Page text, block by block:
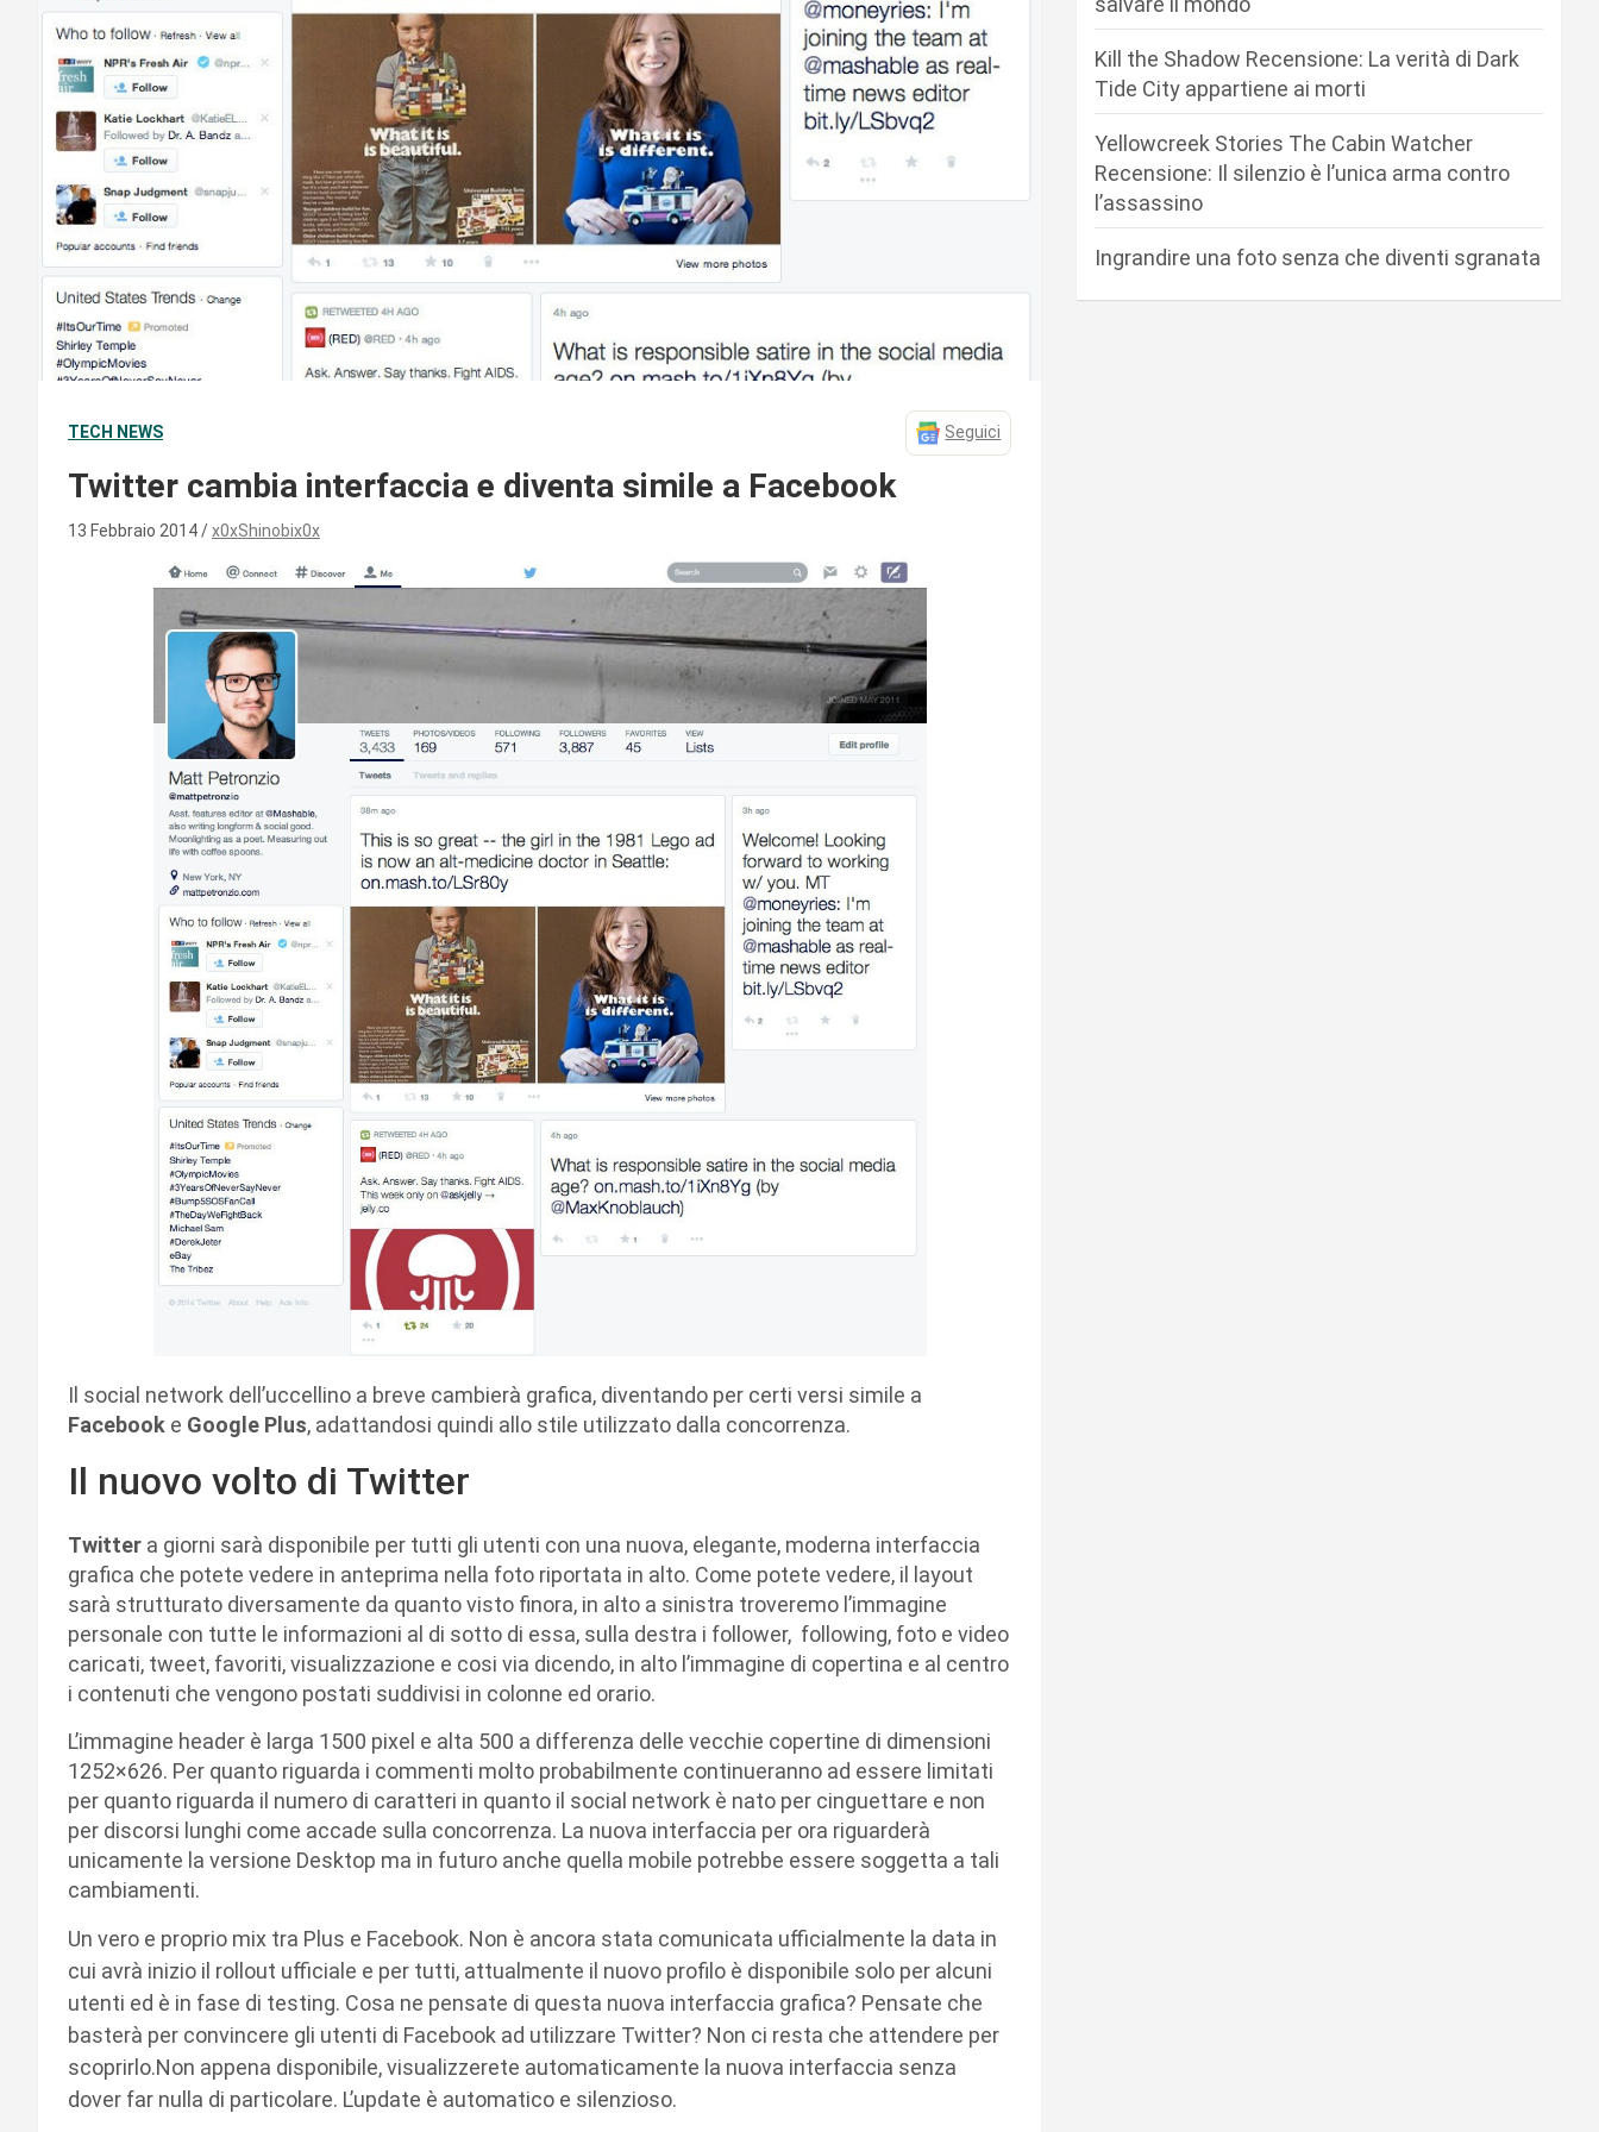
TECH NEWS Seguici
Twitter cambia interfaccia e diventa simile a Facebook
13 Febbraio 2014 x0xShinobix0x
Il social network dell’uccellino a breve cambierà grafica, diventando per certi versi simile a
Facebook e Google Plus, adattandosi quindi allo stile utilizzato dalla concorrenza.
Il nuovo volto di Twitter
Twitter a giorni sarà disponibile per tutti gli utenti con una nuova, elegante, moderna interfaccia
grafica che potete vedere in anteprima nella foto riportata in alto. Come potete vedere, il layout
sarà strutturato diversamente da quanto visto finora, in alto a sinistra troveremo l’immagine
personale con tutte le informazioni al di sotto di essa, sulla destra i follower, following, foto e video
caricati, tweet, favoriti, visualizzazione e cosi via dicendo, in alto l’immagine di copertina e al centro
i contenuti che vengono postati suddivisi in colonne ed orario.
L’immagine header è larga 1500 pixel e alta 500 a differenza delle vecchie copertine di dimensioni
1252×626. Per quanto riguarda i commenti molto probabilmente continueranno ad essere limitati
per quanto riguarda il numero di caratteri in quanto il social network è nato per cinguettare e non
per discorsi lunghi come accade sulla concorrenza. La nuova interfaccia per ora riguarderà
unicamente la versione Desktop ma in futuro anche quella mobile potrebbe essere soggetta a tali
cambiamenti.
Un vero e proprio mix tra Plus e Facebook. Non è ancora stata comunicata ufficialmente la data in
cui avrà inizio il rollout ufficiale e per tutti, attualmente il nuovo profilo è disponibile solo per alcuni
utenti ed è in fase di testing. Cosa ne pensate di questa nuova interfaccia grafica? Pensate che
basterà per convincere gli utenti di Facebook ad utilizzare Twitter? Non ci resta che attendere per
scoprirlo.Non appena disponibile, visualizzerete automaticamente la nuova interfaccia senza
dover far nulla di particolare. L’update è automatico e silenzioso.
Kill the Shadow Recensione: La verità di Dark
Tide City appartiene ai morti
Yellowcreek Stories The Cabin Watcher
Recensione: Il silenzio è l’unica arma contro
l’assassino
Ingrandire una foto senza che diventi sgranata